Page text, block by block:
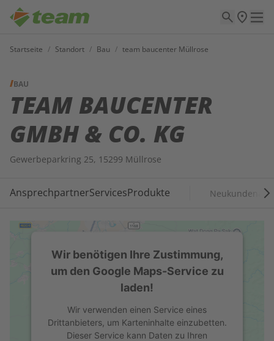
Startseite / Standort / Bau / team baucenter Müllrose
BAU
TEAM BAUCENTER
GMBH & CO. KG
Gewerbeparkring 25, 15299 Müllrose
AnsprechpartnerServicesProdukte
Wir benötigen Ihre Zustimmung,
um den Google Maps-Service zu
laden!
Wir verwenden einen Service eines
Drittanbieters, um Karteninhalte einzubetten.
Dieser Service kann Daten zu Ihren